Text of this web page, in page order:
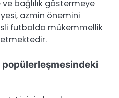
bağlılık göstermeye
azmin önemini
futbolda mükemmellik
popülerleşmesindeki